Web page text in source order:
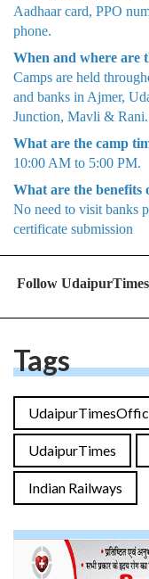
Aadhaar card, PPO
phone.
When and where are
Camps are held
and banks in Ajmer,
Junction, Mavli & Rani.
What are the camp
10:00 AM to 5:00 PM.
What are the benefits
No need to visit banks
certificate submission
Follow
Tags
UdaipurTimes
Indian Railways